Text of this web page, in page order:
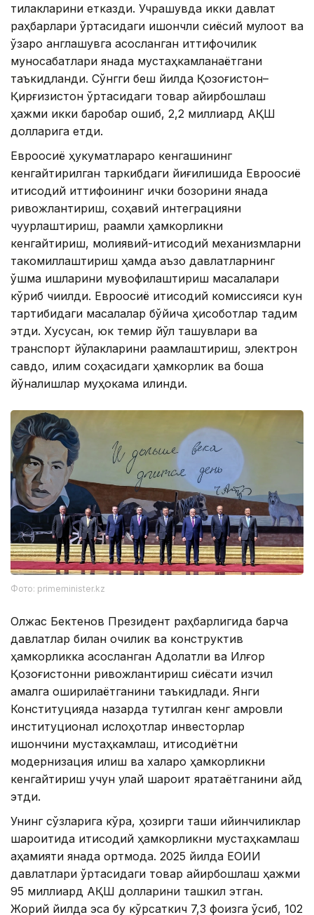
тилакларини етказди. Учрашувда икки давлат
раҳбарлари ўртасидаги ишончли сиёсий мулоқот ва
ўзаро англашувга асосланган иттифоқчилик
муносабатлари янада мустаҳкамланаётгани
таъкидланди. Сўнгги беш йилда Қозоғистон–
Қирғизистон ўртасидаги товар айирбошлаш
ҳажми икки баробар ошиб, 2,2 миллиард АҚШ
долларига етди.
Евроосиё ҳукуматлараро кенгашининг
кенгайтирилган таркибдаги йиғилишида Евроосиё
иқтисодий иттифоқининг ички бозорини янада
ривожлантириш, соҳавий интеграцияни
чуқурлаштириш, рақамли ҳамкорликни
кенгайтириш, молиявий-иқтисодий механизмларни
такомиллаштириш ҳамда аъзо давлатларнинг
қўшма ишларини мувофиқлаштириш масалалари
кўриб чиқилди. Евроосиё иқтисодий комиссияси кун
тартибидаги масалалар бўйича ҳисоботлар тақдим
этди. Хусусан, юк темир йўл ташувлари ва
транспорт йўлакларини рақамлаштириш, электрон
савдо, иқлим соҳасидаги ҳамкорлик ва бошқа
йўналишлар муҳокама қилинди.
Фото: primeminister.kz
Олжас Бектенов Президент раҳбарлигида барча
давлатлар билан очиқлик ва конструктив
ҳамкорликка асосланган Адолатли ва Илғор
Қозоғистонни ривожлантириш сиёсати изчил
амалга оширилаётганини таъкидлади. Янги
Конституцияда назарда тутилган кенг қамровли
институционал ислоҳотлар инвесторлар
ишончини мустаҳкамлаш, иқтисодиётни
модернизация қилиш ва халқаро ҳамкорликни
кенгайтириш учун қулай шароит яратаётганини қайд
этди.
Унинг сўзларига кўра, ҳозирги ташқи қийинчиликлар
шароитида иқтисодий ҳамкорликни мустаҳкамлаш
аҳамияти янада ортмоқда. 2025 йилда ЕОИИ
давлатлари ўртасидаги товар айирбошлаш ҳажми
95 миллиард АҚШ долларини ташкил этган.
Жорий йилда эса бу кўрсаткич 7,3 фоизга ўсиб, 102